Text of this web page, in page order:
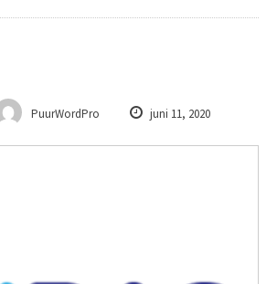
PuurWordPro juni 11, 2020